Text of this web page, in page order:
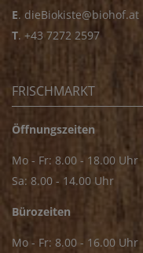
E. dieBiokiste@biohof.at
T. +43 7272 2597
FRISCHMARKT
Öffnungszeiten
Mo - Fr: 8.00 - 18.00 Uhr
Sa: 8.00 - 14.00 Uhr
Bürozeiten
Mo - Fr: 8.00 - 16.00 Uhr